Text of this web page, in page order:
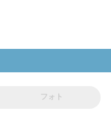
フォト